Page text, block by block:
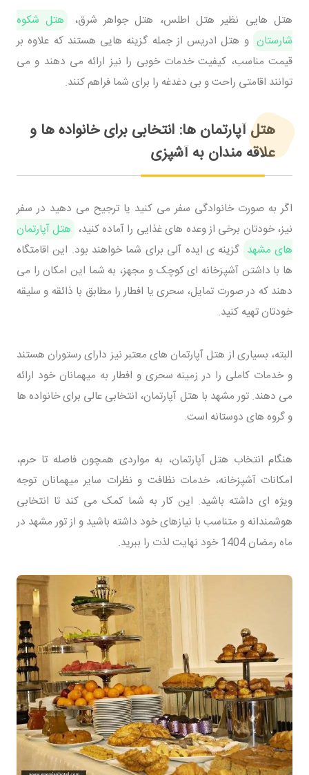
هتل هایی نظیر هتل اطلس، هتل جواهر شرق،
هتل شکوه
شارستان و هتل ادریس از جمله گزینه هایی هستند که علاوه بر
قیمت مناسب، کیفیت خدمات خوبی را نیز ارائه می دهند و می
توانند اقامتی راحت و بی دغدغه را برای شما فراهم کنند.
هتل آپارتمان ها: انتخابی برای خانواده ها و
علاقه مندان به آشپزی
اگر به صورت خانوادگی سفر می کنید یا ترجیح می دهید در سفر
نیز، خودتان برخی از وعده های غذایی را آماده کنید، هتل آپارتمان
های مشهد گزینه ی ایده آلی برای شما خواهند بود. این اقامتگاه
ها با داشتن آشپزخانه ای کوچک و مجهز، به شما این امکان را می
دهند که در صورت تمایل، سحری یا افطار را مطابق با ذائقه و سلیقه
خودتان تهیه کنید.
البته، بسیاری از هتل آپارتمان های معتبر نیز دارای رستوران هستند
و خدمات کاملی را در زمینه سحری و افطار به میهمانان خود ارائه
می دهند. تور مشهد با هتل آپارتمان، انتخابی عالی برای خانواده ها
و گروه های دوستانه است.
هنگام انتخاب هتل آپارتمان، به مواردی همچون فاصله تا حرم،
امکانات آشپزخانه، خدمات نظافت و نظرات سایر میهمانان توجه
ویژه ای داشته باشید. این کار به شما کمک می کند تا انتخابی
هوشمندانه و متناسب با نیازهای خود داشته باشید و از تور مشهد در
ماه رمضان 1404 خود نهایت لذت را ببرید.